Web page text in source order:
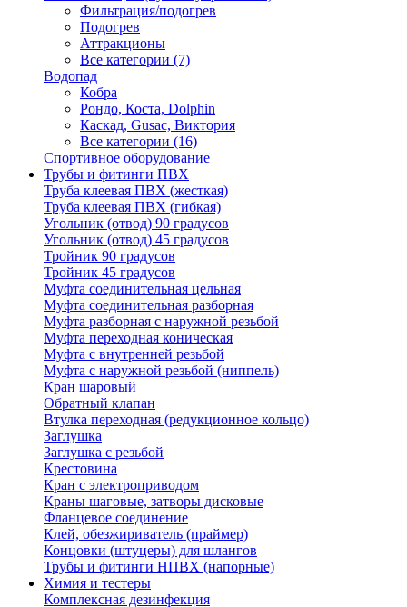
Фильтрация/подогрев
Подогрев
Аттракционы
Все категории (7)
Водопад
Кобра
Рондо, Коста, Dolphin
Каскад, Gusac, Виктория
Все категории (16)
Спортивное оборудование
Трубы и фитинги ПВХ
Труба клеевая ПВХ (жесткая)
Труба клеевая ПВХ (гибкая)
Угольник (отвод) 90 градусов
Угольник (отвод) 45 градусов
Тройник 90 градусов
Тройник 45 градусов
Муфта соединительная цельная
Муфта соединительная разборная
Муфта разборная с наружной резьбой
Муфта переходная коническая
Муфта с внутренней резьбой
Муфта с наружной резьбой (ниппель)
Кран шаровый
Обратный клапан
Втулка переходная (редукционное кольцо)
Заглушка
Заглушка с резьбой
Крестовина
Кран с электроприводом
Краны шаговые, затворы дисковые
Фланцевое соединение
Клей, обезжириватель (праймер)
Концовки (штуцеры) для шлангов
Трубы и фитинги НПВХ (напорные)
Химия и тестеры
Комплексная дезинфекция